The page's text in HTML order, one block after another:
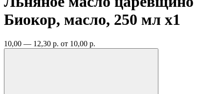
Биокор, масло, 250 мл x1
10,00 — 12,30 р. от 10,00 р.